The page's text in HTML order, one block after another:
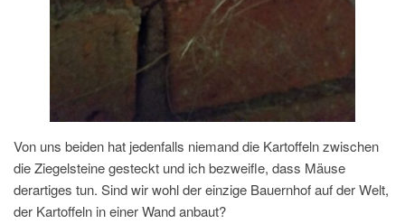
Von uns beiden hat jedenfalls niemand die Kartoffeln zwischen
die Ziegelsteine gesteckt und ich bezweifle, dass Mäuse
derartiges tun. Sind wir wohl der einzige Bauernhof auf der Welt,
der Kartoffeln in einer Wand anbaut?